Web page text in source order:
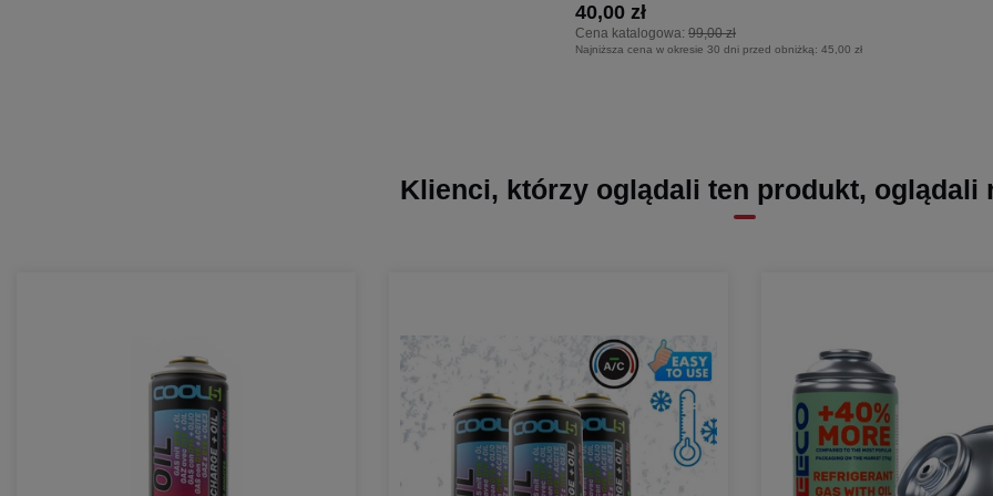
Cena katalogowa: 99,00 zł
40,00 zł
Najniższa cena w okresie 30 dni przed obniżką: 45,00 zł
Klienci, którzy oglądali ten produkt, oglądali